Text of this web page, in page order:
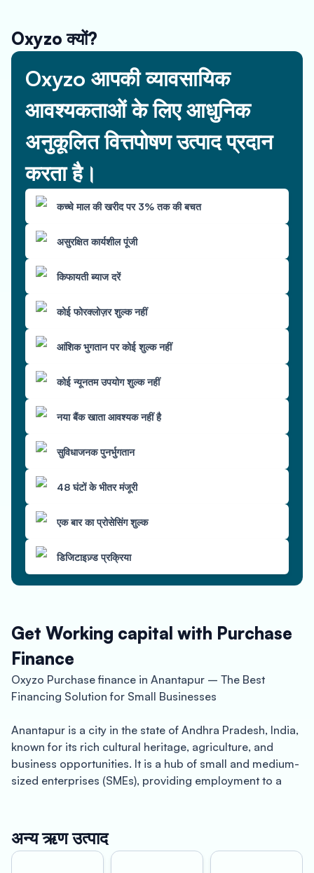
Oxyzo क्यों?
Oxyzo आपकी व्यावसायिक
आवश्यकताओं के लिए आधुनिक
अनुकूलित वित्तपोषण उत्पाद प्रदान
करता है।
कच्चे माल की खरीद पर 3% तक की बचत
असुरक्षित कार्यशील पूंजी
किफायती ब्याज दरें
कोई फोरक्लोज़र शुल्क नहीं
आंशिक भुगतान पर कोई शुल्क नहीं
कोई न्यूनतम उपयोग शुल्क नहीं
नया बैंक खाता आवश्यक नहीं है
सुविधाजनक पुनर्भुगतान
48 घंटों के भीतर मंजूरी
एक बार का प्रोसेसिंग शुल्क
डिजिटाइज़्ड प्रक्रिया
Get Working capital with Purchase
Finance
Oxyzo Purchase finance in Anantapur – The Best
Financing Solution for Small Businesses
Anantapur is a city in the state of Andhra Pradesh, India,
known for its rich cultural heritage, agriculture, and
business opportunities. It is a hub of small and medium-
sized enterprises (SMEs), providing employment to a
making it challenging for them to grow their businesses.
That’s where Oxyzo Purchase finance comes in – a loan
अन्य ऋण उत्पाद